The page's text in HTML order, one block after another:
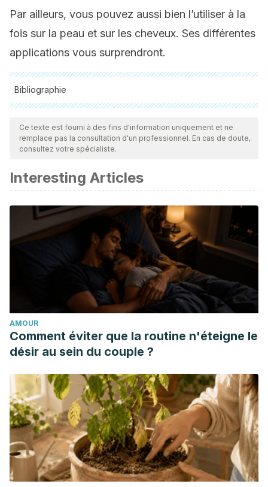
Par ailleurs, vous pouvez aussi bien l’utiliser à la
fois sur la peau et sur les cheveux. Ses différentes
applications vous surprendront.
Bibliographie
Toutes les sources citées ont été examinées en profondeur
par notre équipe pour garantir leur qualité, leur fiabilité, leur
actualité et leur validité. La bibliographie de cet article a été
ou scientifique
Yagnik, D., Serafin, V., & J Shah, A. (2018). Antimicrobial
activity of apple cider vinegar against Escherichia coli,
Staphylococcus aureus and Candida albicans;
downregulating cytokine and microbial protein expression.
Scientific reports
8(1), 1732. doi:10.1038/s41598-017-18618-
https://www.ncbi.nlm.nih.gov/pmc/articles/PMC5788933/
Johnston C, et al. (2006). Vinegar: Medicinal uses and
antiglycemic effect.
ncbi.nlm.nih.gov/pmc/articles/PMC1785201
Gopal J, et al. (2017). Authenticating apple cider vinegar’s
home remedy claims: Antibacterial, antifungal, antiviral
properties and cytotoxicity aspect. DOI:
10.1080/14786419.2017.1413567
Ce texte est fourni à des fins d'information uniquement et ne
remplace pas la consultation d'un professionnel. En cas de doute,
consultez votre spécialiste.
Interesting Articles
AMOUR
Comment éviter que la routine n'éteigne le
désir au sein du couple ?